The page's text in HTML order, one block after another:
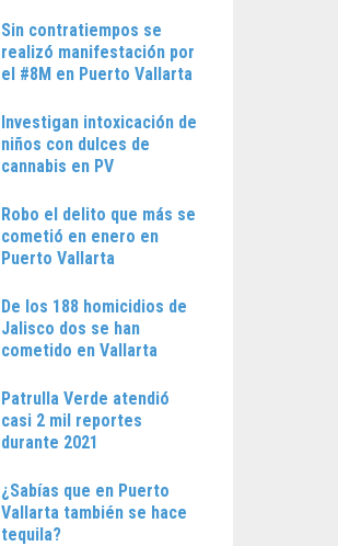
Sin contratiempos se
realizó manifestación por
el #8M en Puerto Vallarta
Investigan intoxicación de
niños con dulces de
cannabis en PV
Robo el delito que más se
cometió en enero en
Puerto Vallarta
De los 188 homicidios de
Jalisco dos se han
cometido en Vallarta
Patrulla Verde atendió
casi 2 mil reportes
durante 2021
¿Sabías que en Puerto
Vallarta también se hace
tequila?